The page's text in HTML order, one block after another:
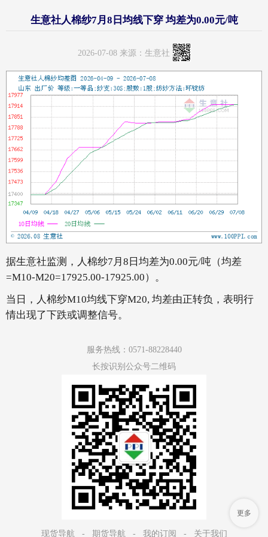
生意社人棉纱7月8日均线下穿 均差为0.00元/吨
2026-07-08 来源：生意社
据生意社监测，人棉纱7月8日均差为0.00元/吨（均差
=M10-M20=17925.00-17925.00）。
当日，人棉纱M10均线下穿M20, 均差由正转负，表明行
情出现了下跌或调整信号。
更多
服务热线：0571-88228440
长按识别公众号二维码
现货导航 - 期货导航 - 我的订阅 - 关于我们